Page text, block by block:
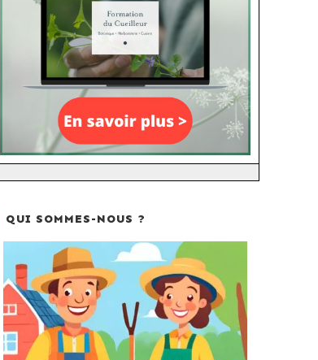
QUI SOMMES-NOUS ?